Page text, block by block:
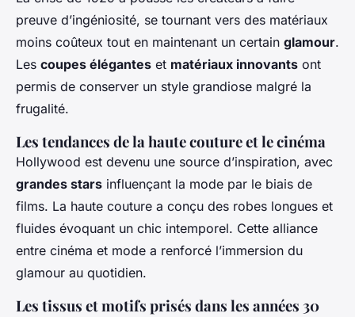
preuve d’ingéniosité, se tournant vers des matériaux
moins coûteux tout en maintenant un certain glamour.
Les coupes élégantes et matériaux innovants ont
permis de conserver un style grandiose malgré la
frugalité.
Les tendances de la haute couture et le cinéma
Hollywood est devenu une source d’inspiration, avec
grandes stars influençant la mode par le biais de
films. La haute couture a conçu des robes longues et
fluides évoquant un chic intemporel. Cette alliance
entre cinéma et mode a renforcé l’immersion du
glamour au quotidien.
Les tissus et motifs prisés dans les années 30